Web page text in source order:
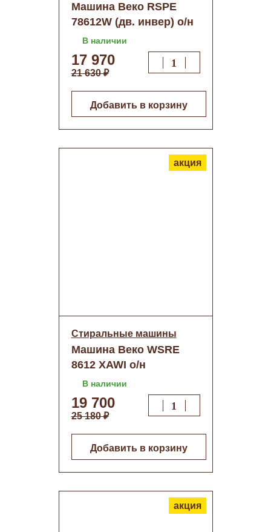
Машина Веко RSPE
78612W (дв. инвер) о/н
В наличии
17 970
21 630 ₽
Добавить в корзину
акция
Стиральные машины
Машина Веко WSRE
8612 XAWI о/н
В наличии
19 700
25 180 ₽
Добавить в корзину
акция